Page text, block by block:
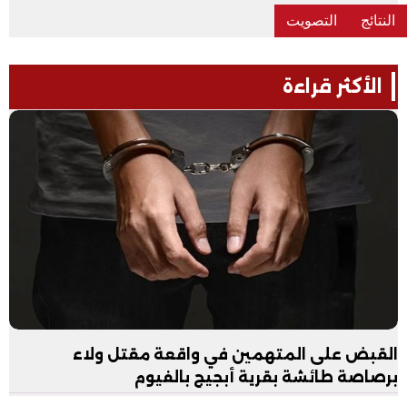
الأكثر قراءة
القبض على المتهمين في واقعة مقتل ولاء
برصاصة طائشة بقرية أبجيج بالفيوم